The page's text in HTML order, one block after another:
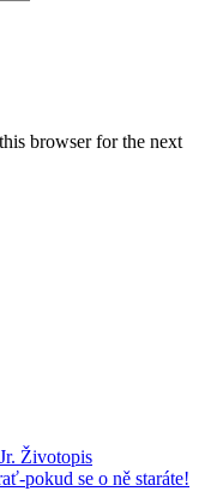
browser for the next
Životopis
pokud se o ně staráte!